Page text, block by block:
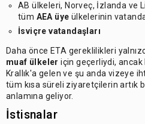
AB ülkeleri, Norveç, İzlanda ve
tüm AEA üye ülkelerinin
İsviçre vatandaşları
Daha önce ETA gereklilikleri
muaf ülkeler için geçerliydi,
Krallık'a gelen ve şu anda vizeye
tüm kısa süreli ziyaretçilerin artık
anlamına geliyor.
İstisnalar